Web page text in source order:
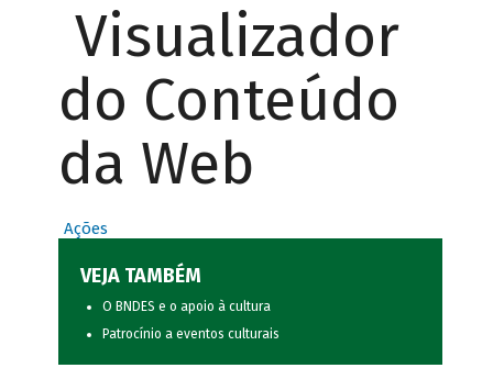
Visualizador
do Conteúdo
da Web
Ações
VEJA TAMBÉM
O BNDES e o apoio à cultura
Patrocínio a eventos culturais